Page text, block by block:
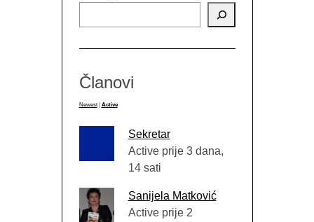
Članovi
Newest Active
Sekretar
Active prije 3 dana,
14 sati
Sanijela Matković
Active prije 2